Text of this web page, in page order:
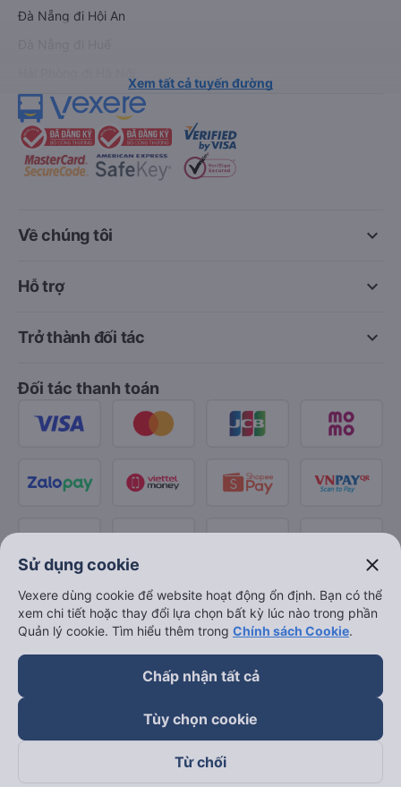
Đà Nẵng đi Hội An
Xem tất cả tuyến đường
keyboard_arrow_down
Về chúng tôi
keyboard_arrow_down
Hỗ trợ
keyboard_arrow_down
Trở thành đối tác
Đối tác thanh toán
Sử dụng cookie close
Vexere dùng cookie để website hoạt động ổn định. Bạn có thể
xem chi tiết hoặc thay đổi lựa chọn bất kỳ lúc nào trong phần
Quản lý cookie. Tìm hiểu thêm trong Chính sách Cookie.
Chấp nhận tất cả
Tùy chọn cookie
Từ chối